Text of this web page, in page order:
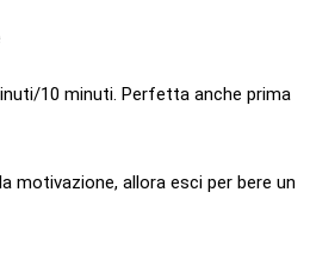
10 minuti. Perfetta anche prima
motivazione, allora esci per bere un